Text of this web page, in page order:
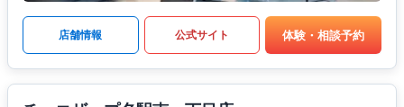
店舗情報 公式サイト 体験・相談予約